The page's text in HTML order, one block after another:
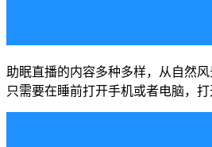
助眠直播的内容多种多样，从自然
只需要在睡前打开手机或者电脑，